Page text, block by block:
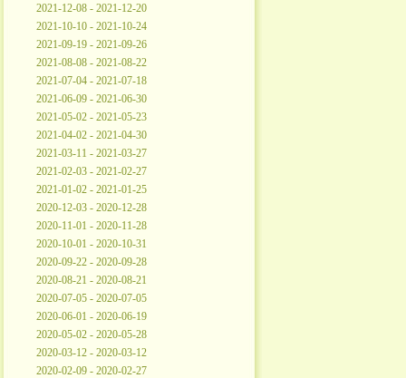
2021-12-08 - 2021-12-20
2021-10-10 - 2021-10-24
2021-09-19 - 2021-09-26
2021-08-08 - 2021-08-22
2021-07-04 - 2021-07-18
2021-06-09 - 2021-06-30
2021-05-02 - 2021-05-23
2021-04-02 - 2021-04-30
2021-03-11 - 2021-03-27
2021-02-03 - 2021-02-27
2021-01-02 - 2021-01-25
2020-12-03 - 2020-12-28
2020-11-01 - 2020-11-28
2020-10-01 - 2020-10-31
2020-09-22 - 2020-09-28
2020-08-21 - 2020-08-21
2020-07-05 - 2020-07-05
2020-06-01 - 2020-06-19
2020-05-02 - 2020-05-28
2020-03-12 - 2020-03-12
2020-02-09 - 2020-02-27